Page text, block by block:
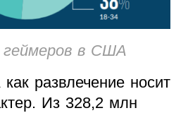
геймеров в США
развлечение носит
Из 328,2 млн